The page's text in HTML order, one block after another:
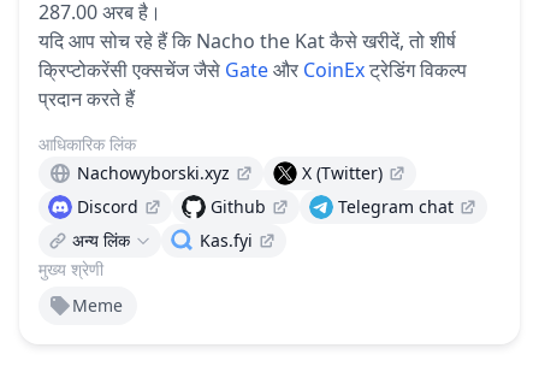
287.00 अरब है।
यदि आप सोच रहे हैं कि Nacho the Kat कैसे खरीदें, तो शीर्ष
क्रिप्टोकरेंसी एक्सचेंज जैसे Gateऔर CoinExट्रेडिंग विकल्प
प्रदान करते हैं
मुख्य श्रेणी
Meme
आधिकारिक लिंक
Nachowyborski.xyz
X (Twitter)
Discord
Github
Telegram chat
अन्य लिंक
Kas.fyi